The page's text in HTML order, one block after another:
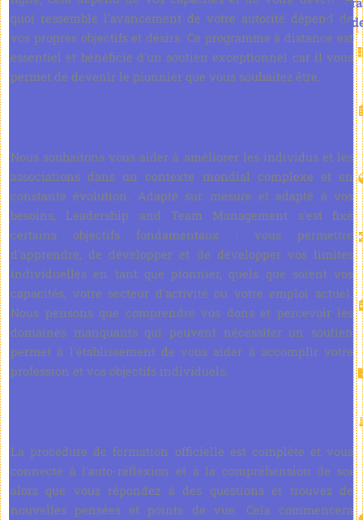
quoi ressemble l’avancement de votre autorité dépend de
vos propres objectifs et désirs. Ce programme à distance est
essentiel et bénéficie d'un soutien exceptionnel car il vous
permet de devenir le pionnier que vous souhaitez être.
Nous souhaitons vous aider à améliorer les individus et les
associations dans un contexte mondial complexe et en
constante évolution. Adapté sur mesure et adapté à vos
besoins, Leadership and Team Management s'est fixé
certains objectifs fondamentaux : vous permettre
d'apprendre, de développer et de développer vos limites
individuelles en tant que pionnier, quels que soient vos
capacités, votre secteur d'activité ou votre emploi actuel.
Nous pensons que comprendre vos dons et percevoir les
domaines manquants qui peuvent nécessiter un soutien
permet à l'établissement de vous aider à accomplir votre
profession et vos objectifs individuels.
La procédure de formation officielle est complète et vous
connecte à l'auto-réflexion et à la compréhension de soi
alors que vous répondez à des questions et trouvez de
nouvelles pensées et points de vue. Cela commencera